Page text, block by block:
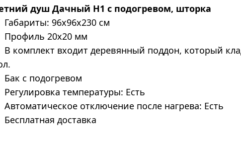
душ Дачный Н1 с подогревом, шторка
Габариты: 96х96х230 см
Профиль 20х20 мм
В комплект входит деревянный поддон, который
Бак с подогревом
Регулировка температуры: Есть
Автоматическое отключение после нагрева: Есть
Бесплатная доставка